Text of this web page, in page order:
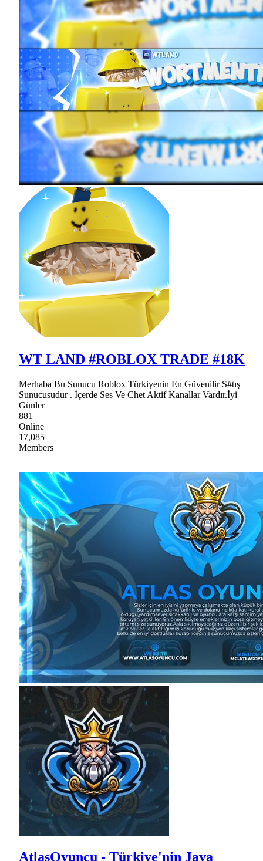
WT LAND #ROBLOX TRADE #18K
Merhaba Bu Sunucu Roblox Türkiyenin En Güvenilir S#tış
Sunucusudur . İçerde Ses Ve Chet Aktif Kanallar Vardır.İyi
Günler
881
Online
17,085
Members
AtlasOyuncu - Türkiye'nin Java